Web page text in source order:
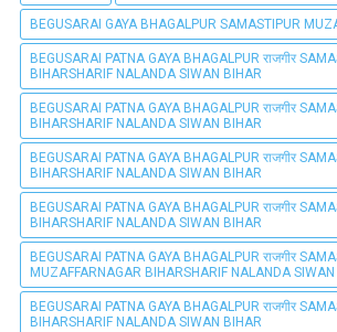
BEGUSARAI GAYA BHAGALPUR SAMASTIPUR
BEGUSARAI PATNA GAYA BHAGALPUR राजगीर
BIHARSHARIF NALANDA SIWAN BIHAR
BEGUSARAI PATNA GAYA BHAGALPUR राजगीर
BIHARSHARIF NALANDA SIWAN BIHAR
BEGUSARAI PATNA GAYA BHAGALPUR राजगीर
BIHARSHARIF NALANDA SIWAN BIHAR
BEGUSARAI PATNA GAYA BHAGALPUR राजगीर
BIHARSHARIF NALANDA SIWAN BIHAR
BEGUSARAI PATNA GAYA BHAGALPUR राजगीर
MUZAFFARNAGAR BIHARSHARIF NALANDA
BEGUSARAI PATNA GAYA BHAGALPUR राजगीर
BIHARSHARIF NALANDA SIWAN BIHAR